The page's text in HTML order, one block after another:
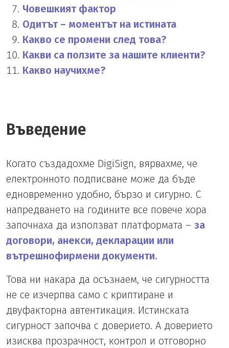
Човешкият фактор
Одитът – моментът на истината
Какво се промени след това?
Какви са ползите за нашите клиенти?
Какво научихме?
Въведение
Когато създадохме DigiSign, вярвахме, че
електронното подписване може да бъде
едновременно удобно, бързо и сигурно. С
напредването на годините все повече хора
започнаха да използват платформата – за
договори, анекси, декларации или
вътрешнофирмени документи.
Това ни накара да осъзнаем, че сигурността
не се изчерпва само с криптиране и
двуфакторна автентикация. Истинската
сигурност започва с доверието. А доверието
изисква прозрачност, контрол и отговорно